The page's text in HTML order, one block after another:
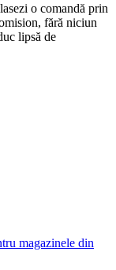
o comandă prin
fără niciun
lipsă de